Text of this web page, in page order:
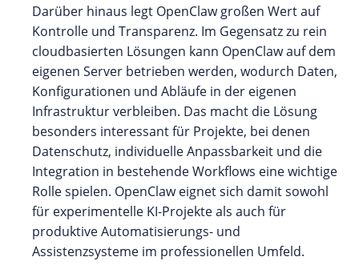
Darüber hinaus legt OpenClaw großen Wert auf
Kontrolle und Transparenz. Im Gegensatz zu rein
cloudbasierten Lösungen kann OpenClaw auf dem
eigenen Server betrieben werden, wodurch Daten,
Konfigurationen und Abläufe in der eigenen
Infrastruktur verbleiben. Das macht die Lösung
besonders interessant für Projekte, bei denen
Datenschutz, individuelle Anpassbarkeit und die
Integration in bestehende Workflows eine wichtige
Rolle spielen. OpenClaw eignet sich damit sowohl
für experimentelle KI-Projekte als auch für
produktive Automatisierungs- und
Assistenzsysteme im professionellen Umfeld.